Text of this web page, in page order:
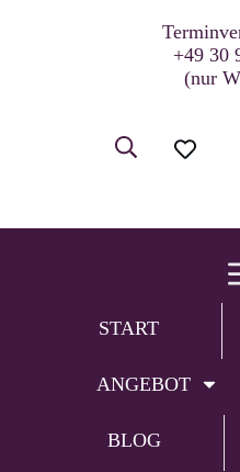
+49 30
(nur
START
ANGEBOT
BLOG